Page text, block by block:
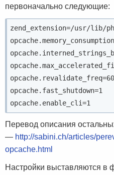
первоначально следующие:
zend_extension=/usr/lib/
opcache.revalidate_freq=60
opcache.fast_shutdown=1
opcache.enable_cli=1
Перевод описания
— http://sabini.ch/articles/
opcache.html
Настройки выставляются в